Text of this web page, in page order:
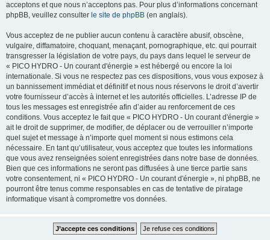
acceptons et que nous n’acceptons pas. Pour plus d’informations concernant
phpBB, veuillez consulter le site de phpBB (en anglais).
Vous acceptez de ne publier aucun contenu à caractère abusif, obscène,
vulgaire, diffamatoire, choquant, menaçant, pornographique, etc. qui pourrait
transgresser la législation de votre pays, du pays dans lequel le serveur de
« PICO HYDRO - Un courant d'énergie » est hébergé ou encore la loi
internationale. Si vous ne respectez pas ces dispositions, vous vous exposez à
un bannissement immédiat et définitif et nous nous réservons le droit d’avertir
votre fournisseur d’accès à internet et les autorités officielles. L’adresse IP de
tous les messages est enregistrée afin d’aider au renforcement de ces
conditions. Vous acceptez le fait que « PICO HYDRO - Un courant d'énergie »
ait le droit de supprimer, de modifier, de déplacer ou de verrouiller n’importe
quel sujet et message à n’importe quel moment si nous estimons cela
nécessaire. En tant qu’utilisateur, vous acceptez que toutes les informations
que vous avez renseignées soient enregistrées dans notre base de données.
Bien que ces informations ne seront pas diffusées à une tierce partie sans
votre consentement, ni « PICO HYDRO - Un courant d'énergie », ni phpBB, ne
pourront être tenus comme responsables en cas de tentative de piratage
informatique visant à compromettre vos données.